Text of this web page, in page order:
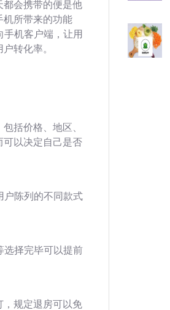
都会携带的便是他
机所带来的功能
机客户端，让用
转化率。
括价格、地区、
可以决定自己是否
户陈列的不同款式
选择完毕可以提前
，规定退房可以免